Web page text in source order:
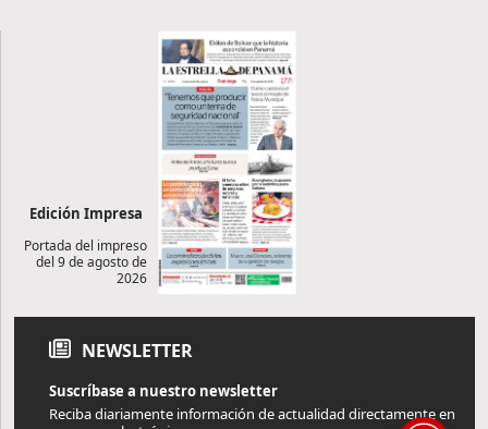
Edición Impresa
Portada del impreso
del 9 de agosto de
2026
NEWSLETTER
Suscríbase a nuestro newsletter
Reciba diariamente información de actualidad directamente en